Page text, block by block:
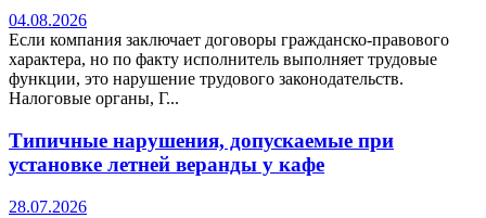
04.08.2026
Если компания заключает договоры гражданско-правового
характера, но по факту исполнитель выполняет трудовые
функции, это нарушение трудового законодательств.
Налоговые органы, Г...
Типичные нарушения, допускаемые при
установке летней веранды у кафе
28.07.2026